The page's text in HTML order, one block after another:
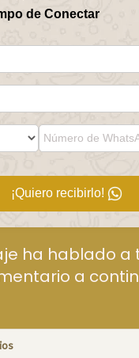
de Conectar
¡Quiero recibirlo!
ha hablado a
a